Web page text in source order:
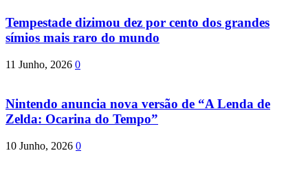
Tempestade dizimou dez por cento dos grandes
símios mais raro do mundo
11 Junho, 2026 0
Nintendo anuncia nova versão de “A Lenda de
Zelda: Ocarina do Tempo”
10 Junho, 2026 0